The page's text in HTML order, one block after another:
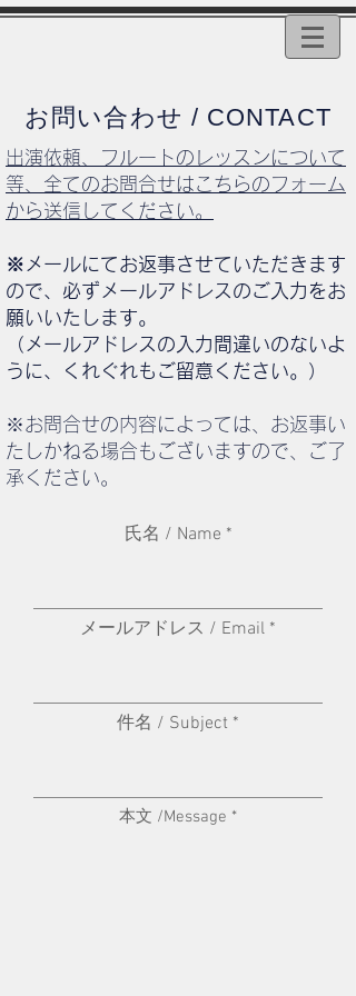
お問い合わせ / CONTACT
出演依頼、フルートのレッスンについて
等、全てのお問合せはこちらのフォーム
から送信してください。
※メールにてお返事させていただきます
ので、必ずメールアドレスのご入力をお
願いいたします。
（メールアドレスの入力間違いのないよ
うに、くれぐれもご留意ください。）
※お問合せの内容によっては、お返事い
たしかねる場合もございますので、ご了
承ください。
氏名 / Name
メールアドレス / Email
件名 / Subject
本文 /Message